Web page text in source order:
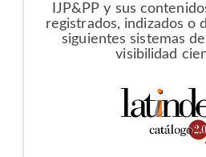
IJP&PP y sus
registrados, indizados o
siguientes sistemas
visibilidad